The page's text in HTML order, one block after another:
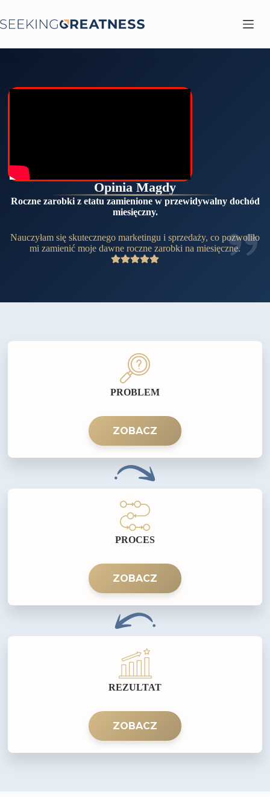
treści
Opinia Magdy
Roczne zarobki z etatu zamienione w przewidywalny dochód
miesięczny.
Nauczyłam się skutecznego marketingu i sprzedaży, co pozwoliło
mi zamienić moje dawne roczne zarobki na miesięczne.
PROBLEM
ZOBACZ
PROCES
ZOBACZ
REZULTAT
ZOBACZ